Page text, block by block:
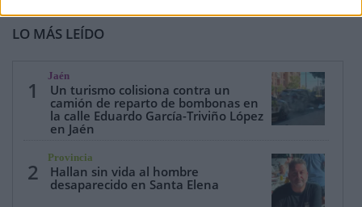
LO MÁS LEÍDO
1
Jaén
Un turismo colisiona contra un
camión de reparto de bombonas en
la calle Eduardo García-Triviño López
en Jaén
2
Provincia
Hallan sin vida al hombre
desaparecido en Santa Elena